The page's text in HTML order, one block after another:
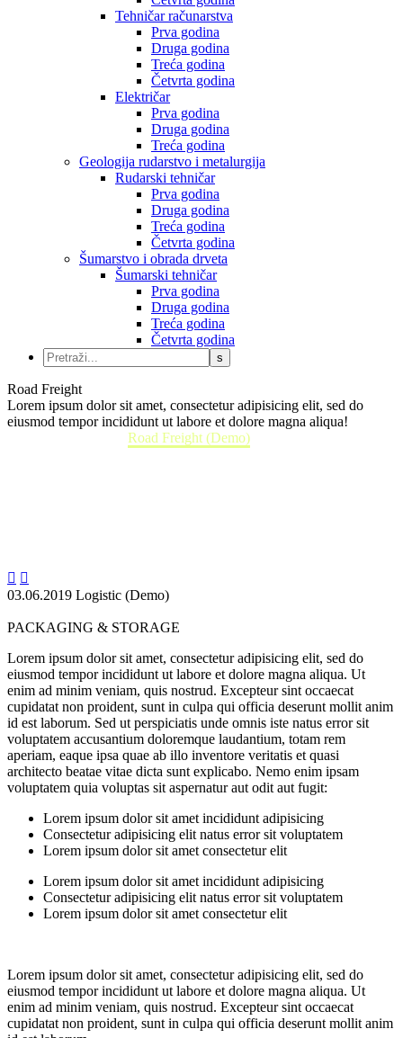
Tehničar računarstva
Prva godina
Druga godina
Treća godina
Četvrta godina
Električar
Prva godina
Druga godina
Treća godina
Geologija rudarstvo i metalurgija
Rudarski tehničar
Prva godina
Druga godina
Treća godina
Četvrta godina
Šumarstvo i obrada drveta
Šumarski tehničar
Prva godina
Druga godina
Treća godina
Četvrta godina
Road Freight
Lorem ipsum dolor sit amet, consectetur adipisicing elit, sed do
eiusmod tempor incididunt ut labore et dolore magna aliqua!
Road Freight (Demo)
 
03.06.2019 Logistic (Demo)
PACKAGING & STORAGE
Lorem ipsum dolor sit amet, consectetur adipisicing elit, sed do
eiusmod tempor incididunt ut labore et dolore magna aliqua. Ut
enim ad minim veniam, quis nostrud. Excepteur sint occaecat
cupidatat non proident, sunt in culpa qui officia deserunt mollit anim
id est laborum. Sed ut perspiciatis unde omnis iste natus error sit
voluptatem accusantium doloremque laudantium, totam rem
aperiam, eaque ipsa quae ab illo inventore veritatis et quasi
architecto beatae vitae dicta sunt explicabo. Nemo enim ipsam
voluptatem quia voluptas sit aspernatur aut odit aut fugit:
Lorem ipsum dolor sit amet incididunt adipisicing
Consectetur adipisicing elit natus error sit voluptatem
Lorem ipsum dolor sit amet consectetur elit
Lorem ipsum dolor sit amet incididunt adipisicing
Consectetur adipisicing elit natus error sit voluptatem
Lorem ipsum dolor sit amet consectetur elit
Lorem ipsum dolor sit amet, consectetur adipisicing elit, sed do
eiusmod tempor incididunt ut labore et dolore magna aliqua. Ut
enim ad minim veniam, quis nostrud. Excepteur sint occaecat
cupidatat non proident, sunt in culpa qui officia deserunt mollit anim